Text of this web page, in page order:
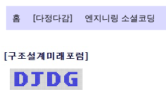
홈 [다정다감] 엔지니링 소셜코딩